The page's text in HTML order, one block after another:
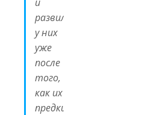
развился
у них
уже
после
того,
как их
предки